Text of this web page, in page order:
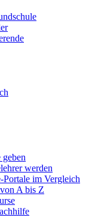
werden
im Vergleich
A bis Z